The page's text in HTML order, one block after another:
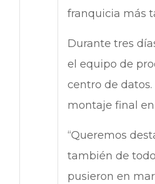
franquicia más
Durante tres
el equipo de
centro de
montaje final
“Queremos
también de
pusieron en